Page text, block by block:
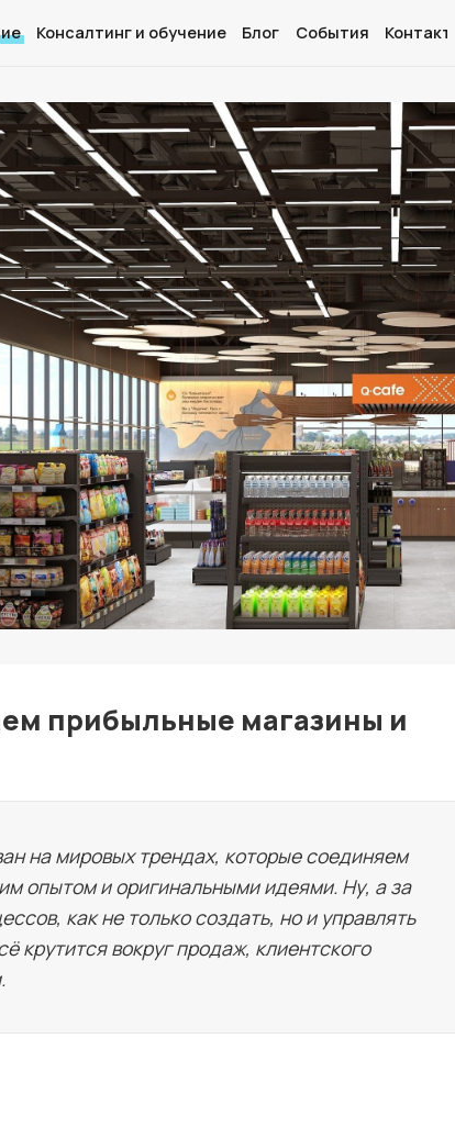
Главная
О нас
Дизайн и проектирование
Консалтинг и обучение
События
Контакты
Лучшие АЗС мира
Мнения
Видео
использования материалов
Консалтинг и обучение Блог События Контакты
прибыльные магазины и
на мировых трендах, которые соединяем
опытом и оригинальными идеями. Ну, а за
как не только создать, но и управлять
крутится вокруг продаж, клиентского